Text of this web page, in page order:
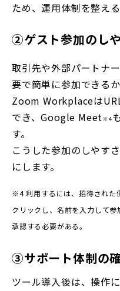
ため、運用体制を整え
②ゲスト参加のし
取引先や外部パートナ
要で簡単に参加できる
Zoom Workplaceは
でき、Google Meet ※4
す。
こうした参加のしやす
にします。
※4利用するには、招待された
クリックし、名前を入力して
承認する必要がある。
③サポート体制の
ツール導入後は、操作